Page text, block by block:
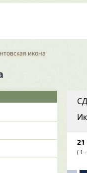
икона
( 1